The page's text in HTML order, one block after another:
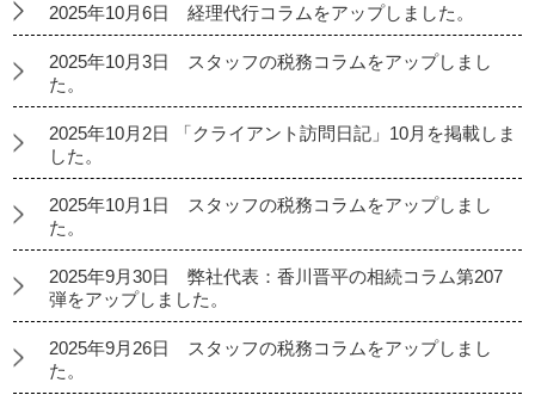
2025年10月6日 経理代行コラムをアップしました。
2025年10月3日 スタッフの税務コラムをアップしまし
た。
2025年10月2日 「クライアント訪問日記」10月を掲載しま
した。
2025年10月1日 スタッフの税務コラムをアップしまし
た。
2025年9月30日 弊社代表：香川晋平の相続コラム第207
弾をアップしました。
2025年9月26日 スタッフの税務コラムをアップしまし
た。